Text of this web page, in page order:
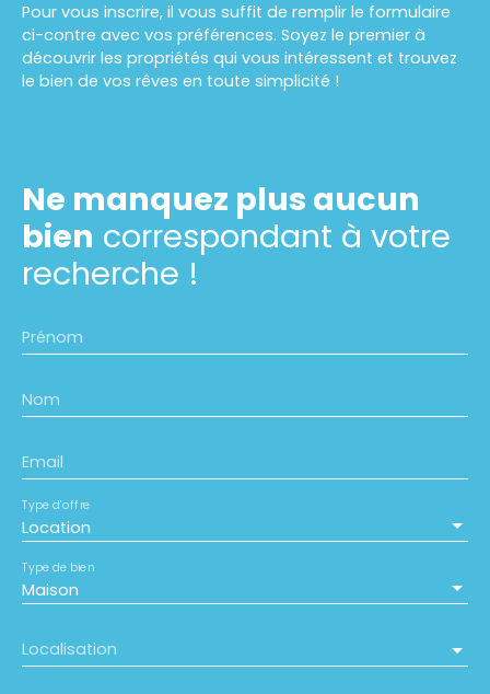
Pour vous inscrire, il vous suffit de remplir le formulaire
ci-contre avec vos préférences. Soyez le premier à
découvrir les propriétés qui vous intéressent et trouvez
le bien de vos rêves en toute simplicité !
Ne manquez plus aucun
bien correspondant à votre
recherche !
Prénom
Nom
Email
Location
Type d'offre
Maison
Type de bien
Localisation